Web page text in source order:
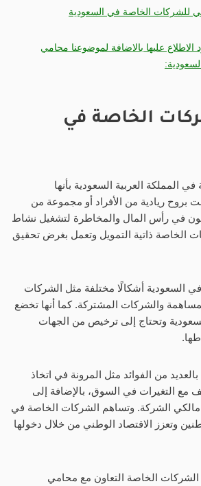
للشركات الخاصة في السعودية
الاطلاع عليها بالاضافة لموضوعنا محامي
الخاصة في
المملكة العربية السعودية بأنها
ريادية من الأفراد أو مجموعة من
في رأس المال والمخاطرة لتشغيل نشاط
الخاصة ذاتية التمويل وتعمل بغرض تحقيق
السعودية أشكالًا مختلفة مثل الشركات
والشركات المشتركة. كما أنها تخضع
وتحتاج إلى ترخيص من الجهات
من الفوائد مثل المرونة في اتخاذ
مع التغيرات في السوق، بالإضافة إلى
الشركة. وتساهم الشركات الخاصة في
وتعزز الاقتصاد الوطني من خلال دخولها
الخاصة التعاون مع محامي